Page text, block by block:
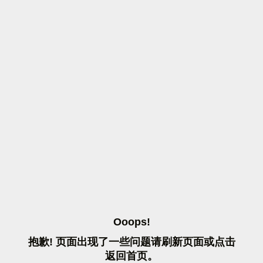
OOOPS!
抱歉! 页面出现了一些问题请刷 新页面或点击
返 回首页。